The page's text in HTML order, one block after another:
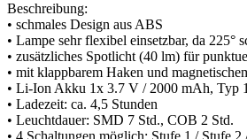
Beschreibung:
• schmales Design aus ABS
• Lampe sehr flexibel einsetzbar, da 225°
• zusätzliches Spotlicht (40 lm) für
• mit klappbarem Haken und
• Li-Ion Akku 1x 3.7 V / 2000 mAh, Typ
• Ladezeit: ca. 4,5 Stunden
• Leuchtdauer: SMD 7 Std., COB 2 Std.